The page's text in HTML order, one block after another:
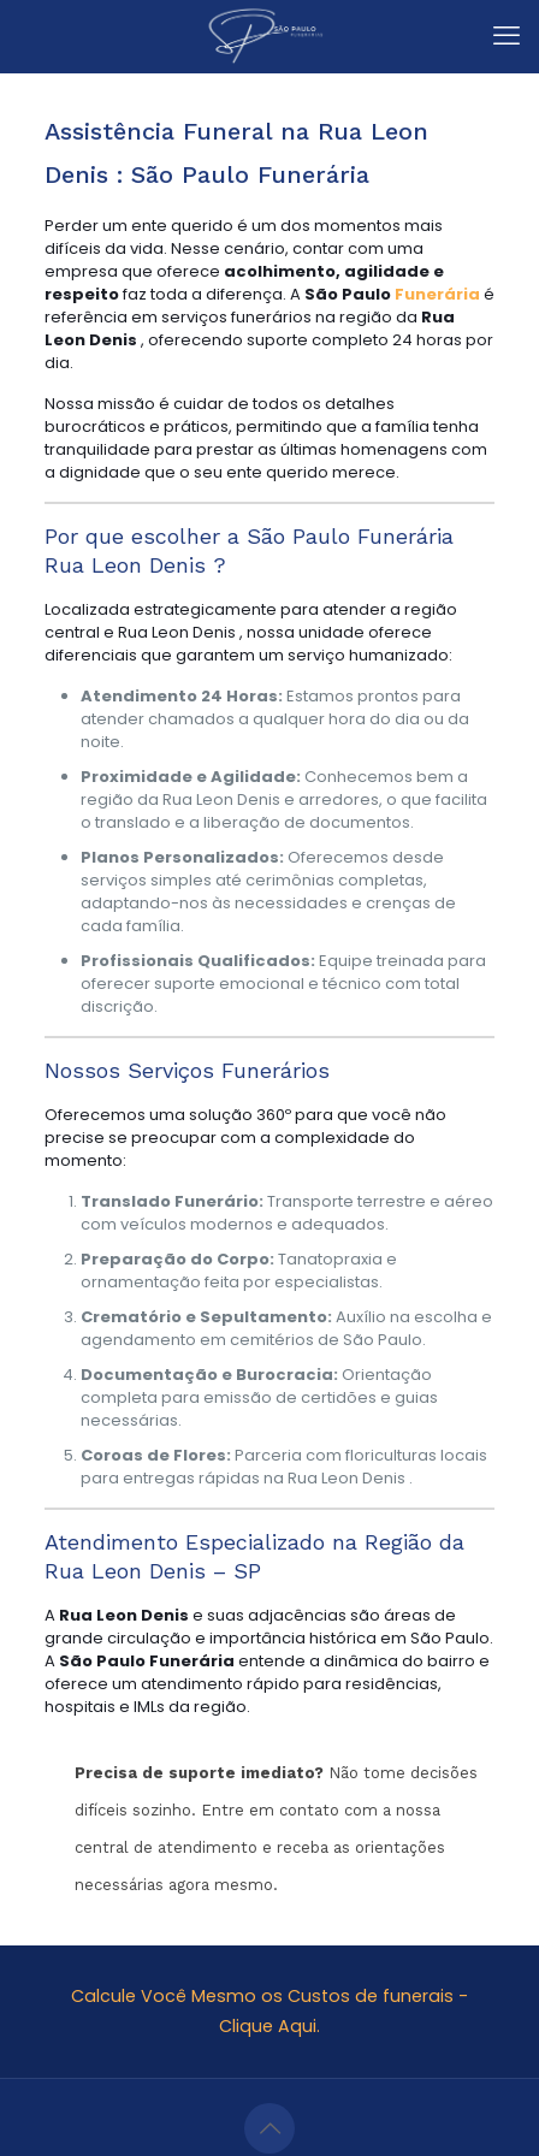
Assistência Funeral na Rua Leon
Denis : São Paulo Funerária
Perder um ente querido é um dos momentos mais
difíceis da vida. Nesse cenário, contar com uma
empresa que oferece acolhimento, agilidade e
respeitofaz toda a diferença. A São Paulo Funerária é
referência em serviços funerários na região da Rua
Leon Denis , oferecendo suporte completo 24 horas por
dia.
Nossa missão é cuidar de todos os detalhes
burocráticos e práticos, permitindo que a família tenha
tranquilidade para prestar as últimas homenagens com
a dignidade que o seu ente querido merece.
Por que escolher a São Paulo Funerária
Rua Leon Denis ?
Localizada estrategicamente para atender a região
central e Rua Leon Denis , nossa unidade oferece
diferenciais que garantem um serviço humanizado:
Atendimento 24 Horas: Estamos prontos para
atender chamados a qualquer hora do dia ou da
noite.
Proximidade e Agilidade: Conhecemos bem a
região da Rua Leon Denis e arredores, o que facilita
o translado e a liberação de documentos.
Planos Personalizados: Oferecemos desde
serviços simples até cerimônias completas,
adaptando-nos às necessidades e crenças de
cada família.
Profissionais Qualificados: Equipe treinada para
oferecer suporte emocional e técnico com total
discrição.
Nossos Serviços Funerários
Oferecemos uma solução 360º para que você não
precise se preocupar com a complexidade do
momento:
Translado Funerário: Transporte terrestre e aéreo
com veículos modernos e adequados.
Preparação do Corpo: Tanatopraxia e
ornamentação feita por especialistas.
Crematório e Sepultamento: Auxílio na escolha e
agendamento em cemitérios de São Paulo.
Documentação e Burocracia: Orientação
completa para emissão de certidões e guias
necessárias.
Coroas de Flores: Parceria com floriculturas locais
para entregas rápidas na Rua Leon Denis .
Atendimento Especializado na Região da
Rua Leon Denis – SP
A Rua Leon Denis e suas adjacências são áreas de
grande circulação e importância histórica em São Paulo.
A São Paulo Funerária entende a dinâmica do bairro e
oferece um atendimento rápido para residências,
hospitais e IMLs da região.
Precisa de suporte imediato?Não tome decisões
difíceis sozinho. Entre em contato com a nossa
central de atendimento e receba as orientações
necessárias agora mesmo.
Calcule Você Mesmo os Custos de funerais -
Clique Aqui.